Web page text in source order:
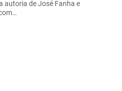
autoria de José Fanha e